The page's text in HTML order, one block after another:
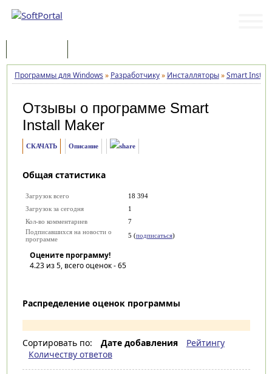
Программы для Windows » Разработчику» Инсталляторы»Smart Install
Отзывы о программе Smart
Install Maker
СКАЧАТЬ Описание
Общая статистика
Загрузок всего
18 394
Загрузок за сегодня
1
Кол-во комментариев
7
Подписавшихся на новости о
программе
5 (подписаться)
Оцените программу!
4.23из 5, всего оценок -65
Распределение оценок программы
Сортировать по: Дате добавления
Рейтингу
Количеству ответов